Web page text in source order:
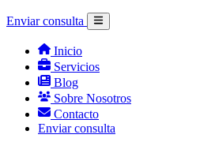
Enviar consulta
Inicio
Servicios
Blog
Sobre Nosotros
Contacto
Enviar consulta